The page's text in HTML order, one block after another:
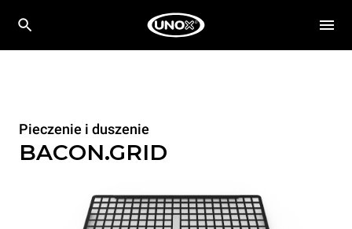
Pieczenie i duszenie
BACON.GRID